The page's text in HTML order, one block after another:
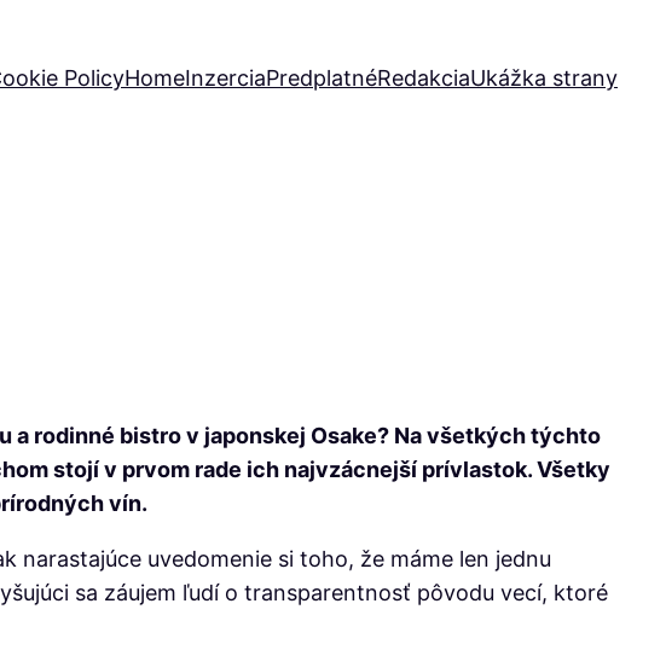
PolicyHomeInzerciaPredplatnéRedakciaUkážka strany
a rodinné bistro v japonskej Osake? Na všetkých týchto
stojí v prvom rade ich najvzácnejší prívlastok. Všetky
vín.
narastajúce uvedomenie si toho, že máme len jednu
sa záujem ľudí o transparentnosť pôvodu vecí, ktoré